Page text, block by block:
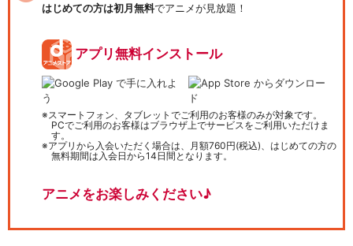
はじめての方は初月無料でアニメが見放題！
アプリ無料インストール
スマートフォン、タブレットでご利用のお客様のみが対象です。
PCでご利用のお客様はブラウザ上でサービスをご利用いただけま
す。
アプリから入会いただく場合は、月額760円(税込)、はじめての方の
無料期間は入会日から14日間となります。
アニメをお楽しみください♪